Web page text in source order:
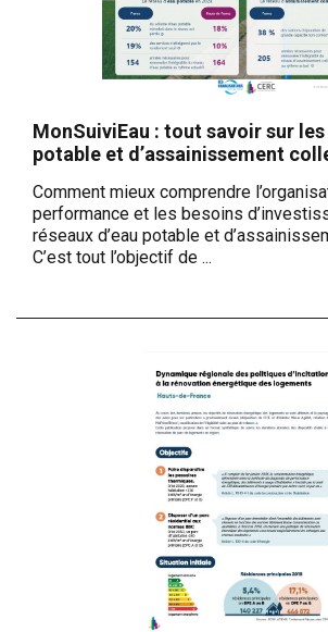
MonSuiviEau : tout savoir sur les
potable et d’assainissement
Comment mieux comprendre
performance et les besoins
réseaux d’eau potable et
C’est tout l’objectif de ...